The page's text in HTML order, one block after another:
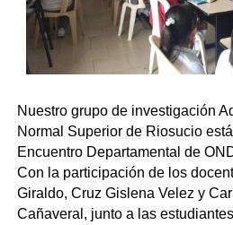
Nuestro grupo de investigación
Normal Superior de Riosucio
Encuentro Departamental de
Con la participación de los
Giraldo, Cruz Gislena Velez y
Cañaveral, junto a las